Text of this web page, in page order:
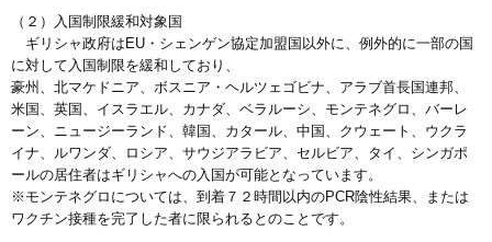
（２）入国制限緩和対象国
ギリシャ政府はEU・シェンゲン協定加盟国以外に、例外的に一部の国
に対して入国制限を緩和しており、
豪州、北マケドニア、ボスニア・ヘルツェゴビナ、アラブ首長国連邦、
米国、英国、イスラエル、カナダ、ベラルーシ、モンテネグロ、バーレ
ーン、ニュージーランド、韓国、カタール、中国、クウェート、ウクラ
イナ、ルワンダ、ロシア、サウジアラビア、セルビア、タイ、シンガポ
ールの居住者はギリシャへの入国が可能となっています。
※モンテネグロについては、到着７２時間以内のPCR陰性結果、または
ワクチン接種を完了した者に限られるとのことです。